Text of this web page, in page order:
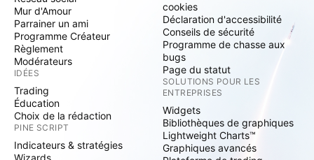
Mur d'Amour
Parrainer un ami
Programme Créateur
Règlement
Modérateurs
IDÉES
Trading
Éducation
Choix de la rédaction
PINE SCRIPT
Indicateurs & stratégies
Wizards
cookies
Déclaration d'accessibilité
Conseils de sécurité
Programme de chasse aux
bugs
Page du statut
SOLUTIONS POUR LES
ENTREPRISES
Widgets
Bibliothèques de graphiques
Lightweight Charts™
Graphiques avancés